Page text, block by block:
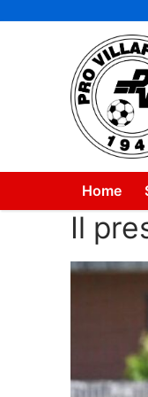
Home
Il